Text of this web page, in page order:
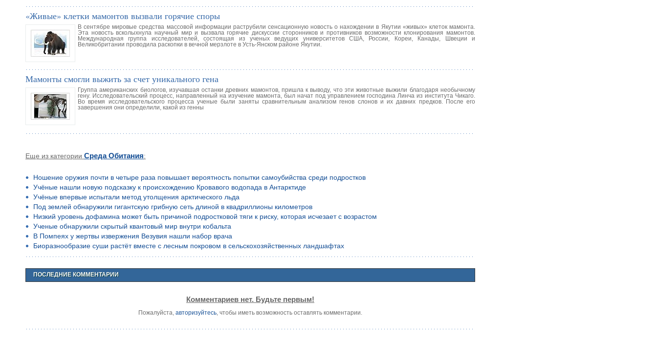
«Живые» клетки мамонтов вызвали горячие споры
В сентябре мировые средства массовой информации раструбили сенсационную новость о нахождении в Якутии «живых» клеток мамонта.
Эта новость всколыхнула научный мир и вызвала горячие дискуссии сторонников и противников возможности клонирования мамонтов.
Международная группа исследователей, состоящая из ученых ведущих университетов США, России, Кореи, Канады, Швеции и
Великобритании проводила раскопки в вечной мерзлоте в Усть-Янском районе Якутии.
Мамонты смогли выжить за счет уникального гена
Группа американских биологов, изучавшая останки древних мамонтов, пришла к выводу, что эти животные выжили благодаря необычному
гену. Исследовательский процесс, направленный на изучение мамонта, был начат под управлением господина Линча из института Чикаго.
Во время исследовательского процесса ученые были заняты сравнительным анализом генов слонов и их давних предков. После его
завершения они определили, какой из генны
Еще из категории Среда Обитания:
Ношение оружия почти в четыре раза повышает вероятность попытки самоубийства среди подростков
Учёные нашли новую подсказку к происхождению Кровавого водопада в Антарктиде
Учёные впервые испытали метод утолщения арктического льда
Под землей обнаружили гигантскую грибную сеть длиной в квадриллионы километров
Низкий уровень дофамина может быть причиной подростковой тяги к риску, которая исчезает с возрастом
Ученые обнаружили скрытый квантовый мир внутри кобальта
В Помпеях у жертвы извержения Везувия нашли набор врача
Биоразнообразие суши растёт вместе с лесным покровом в сельскохозяйственных ландшафтах
ПОСЛЕДНИЕ КОММЕНТАРИИ
Комментариев нет. Будьте первым!
Пожалуйста, авторизуйтесь, чтобы иметь возможность оставлять комментарии.